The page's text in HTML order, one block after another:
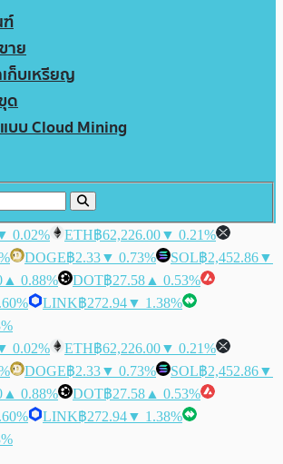
าย
เก็บเหรียญ
ด
บบ Cloud Mining
0.02% ETH฿62,226.00▼ 0.21%
DOGE฿2.33▼ 0.73% SOL฿2,452.86▼
▲ 0.88% DOT฿27.58 ▲ 0.53%
LINK฿272.94▼ 1.38%
0.02% ETH฿62,226.00▼ 0.21%
DOGE฿2.33▼ 0.73% SOL฿2,452.86▼
▲ 0.88% DOT฿27.58 ▲ 0.53%
LINK฿272.94▼ 1.38%